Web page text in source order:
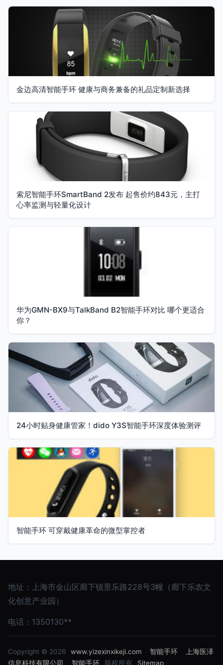
金边高清智能手环 健康与商务兼备的礼品定制新选择
索尼智能手环SmartBand 2发布 起售价约843元，主打
心率监测与轻量化设计
华为GMN-BX9与TalkBand B2智能手环对比 哪个更适合
你？
24小时贴身健康管家！dido Y3S智能手环深度体验测评
智能手环 可穿戴健康革命的微型掌控者
地址：上海市金山区廊下镇景乐路228号3幢（廊下乐农文
化创意产业园）
电话：1350130**
Copyright © 2026 www.yizexinxikeji.com 智能手环
上海医泽
信息科技有限公司
智能手环 版权所有 Sitemap